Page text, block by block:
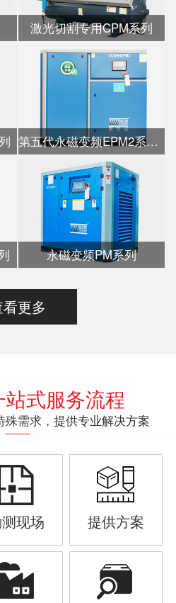
激光切割专用CPM系列
第五代永磁变频EPM2系列水冷
永磁变频PM系列
更多
站式服务流程
需求，提供专业解决方案
现场 提供方案